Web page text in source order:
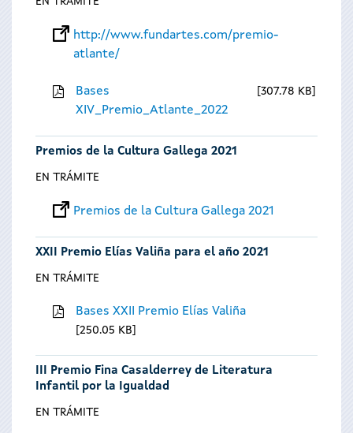
http://www.fundartes.com/premio-
atlante/
Bases
XIV_Premio_Atlante_2022
307.78 KB
Premios de la Cultura Gallega 2021
EN TRÁMITE
Premios de la Cultura Gallega 2021
XXII Premio Elías Valiña para el año 2021
EN TRÁMITE
Bases XXII Premio Elías Valiña
250.05 KB
III Premio Fina Casalderrey de Literatura
Infantil por la Igualdad
EN TRÁMITE